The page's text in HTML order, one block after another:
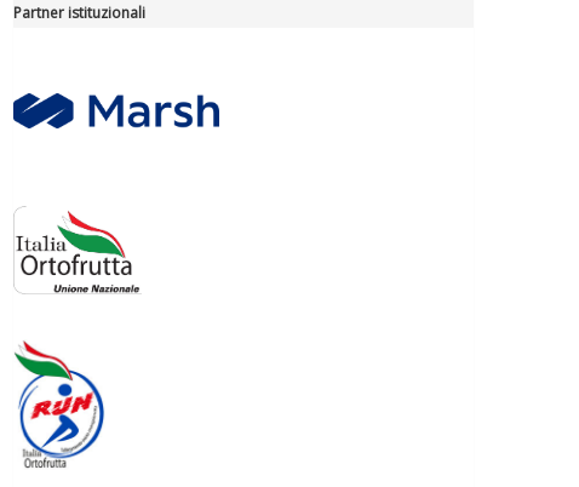
Partner istituzionali